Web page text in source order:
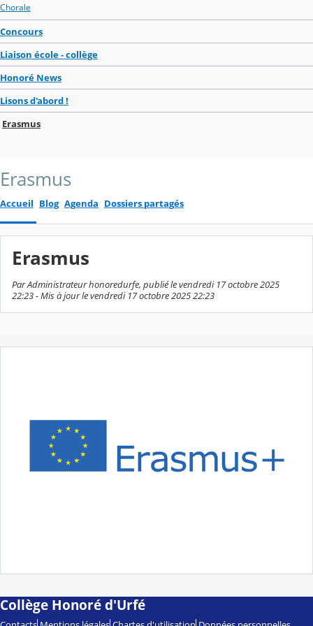
Chorale
Concours
Liaison école - collège
Honoré News
Lisons d'abord !
Erasmus
Erasmus
Accueil Blog Agenda Dossiers partagés
Erasmus
Par Administrateur honoredurfe, publié le vendredi 17 octobre 2025
22:23 - Mis à jour le vendredi 17 octobre 2025 22:23
Collège Honoré d'Urfé